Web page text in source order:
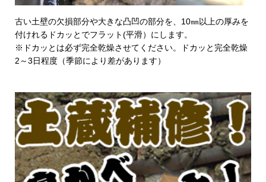
古い土壁の欠損部分や大きな凸凹の部分を、10㎜以上の厚みを
付けれるドカッとでフラット(平滑）にします。
※ドカッとは必ず完全乾燥させてください。ドカッと完全乾燥
2～3日程度（季節により差があります）